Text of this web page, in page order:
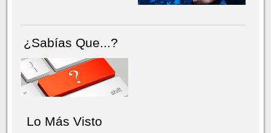
¿Sabías Que...?
Lo Más Visto